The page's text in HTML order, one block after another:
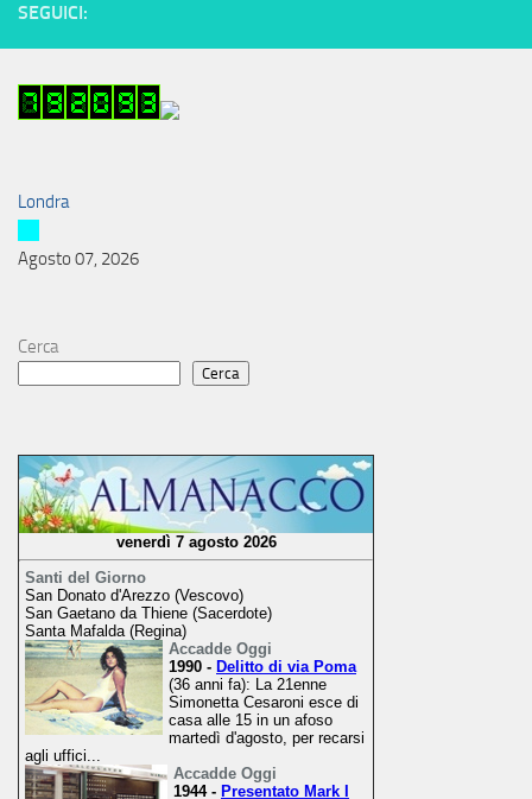
SEGUICI:
Londra
Agosto 07, 2026
Cerca
Cerca